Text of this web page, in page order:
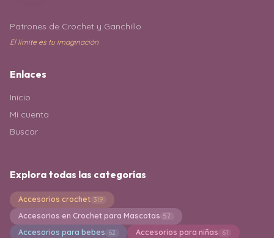
Patrones de Crochet y Ganchillo
El límite es tu imaginación
Enlaces
Inicio
Mi cuenta
Buscar
Explora todas las categorías
Accesorios crochet 319
Accesorios en Crochet para Mascotas 57
Accesorios para bebes 62 Accesorios para niñas 61